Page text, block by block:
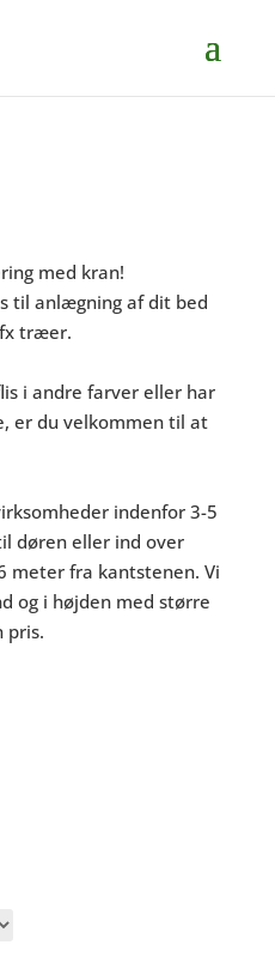
med kran!
til anlægning af dit bed
træer.
i andre farver eller har
er du velkommen til at
indenfor 3-5
døren eller ind over
meter fra kantstenen. Vi
og i højden med større
pris.